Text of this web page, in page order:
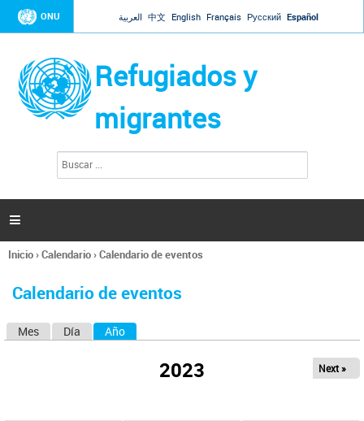
Jump to navigation
ONU العربية 中文 English Français Русский Español
Refugiados y
migrantes
l
s

Se
usted
Inicio›Calendario›Calendario de eventos
Calendario de eventos
Mes Día Año
2023 Next »